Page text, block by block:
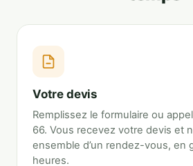
Votre devis
Remplissez le formulaire ou
66. Vous recevez votre devis et
ensemble d’un rendez-vous, en
heures.